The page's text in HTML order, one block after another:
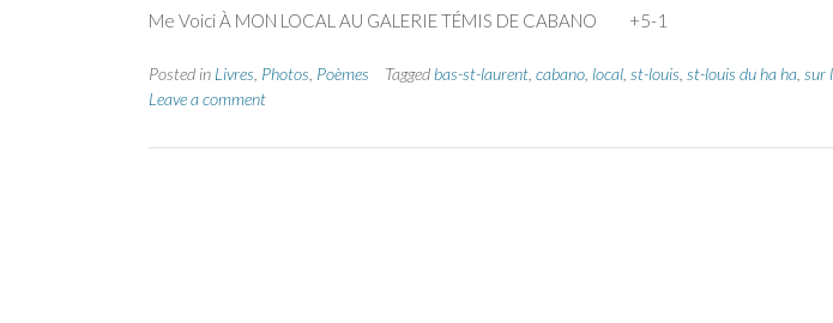
Me Voici À MON LOCAL AU GALERIE TÉMIS DE CABANO +5-1
Posted in Livres Photos Poèmes Tagged bas-st-laurent cabano local st-louis st-louis du ha ha sur
Leave a comment